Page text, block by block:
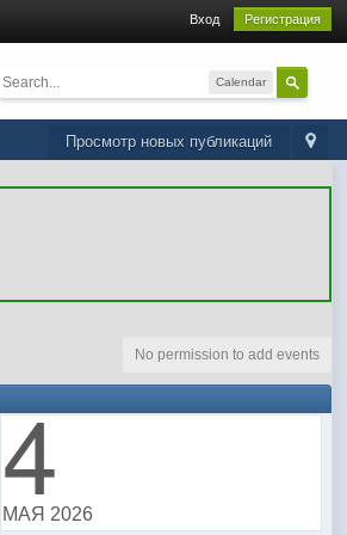
Вход Регистрация
Calendar
Просмотр новых публикаций
No permission to add events
4
МАЯ 2026